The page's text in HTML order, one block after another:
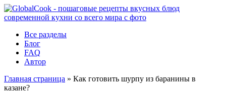
Перейти
к
Все разделы
Блог
FAQ
Автор
Главная страница » Как готовить шурпу из баранины в
казане?